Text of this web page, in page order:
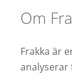
Om
Frakka är